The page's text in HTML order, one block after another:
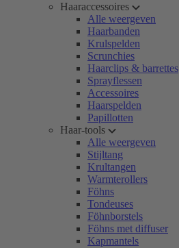
Haaraccessoires
Alle weergeven
Haarbanden
Krulspelden
Scrunchies
Haarclips & barrettes
Sprayflessen
Accessoires
Haarspelden
Papillotten
Haar-tools
Alle weergeven
Stijltang
Krultangen
Warmterollers
Föhns
Tondeuses
Föhnborstels
Föhns met diffuser
Kapmantels